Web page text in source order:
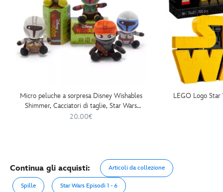
Micro peluche a sorpresa Disney Wishables
Shimmer, Cacciatori di taglie, Star Wars
Day: May the 4th Be With You 2026, 14
20.00€
LEGO Logo
Continua gli acquisti: Articoli da collezione
Spille Star Wars Episodi 1 - 6